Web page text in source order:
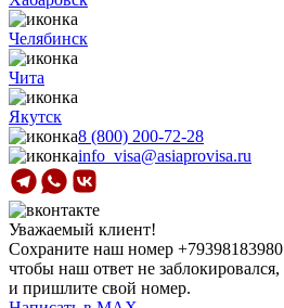
Челябинск
Чита
Якутск
8 (800) 200-72-28
info_visa@asiaprovisa.ru
Уважаемый клиент!
Сохраните наш номер +79398183980
чтобы наш ответ не заблокировался,
и пришлите свой номер.